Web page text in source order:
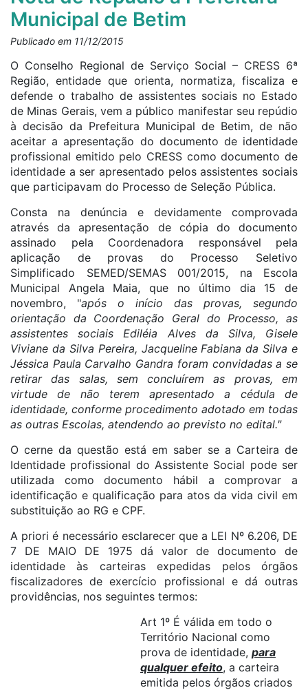
Municipal de Betim
Publicado em 11/12/2015
O Conselho Regional de Serviço Social – CRESS 6ª
Região, entidade que orienta, normatiza, fiscaliza e
defende o trabalho de assistentes sociais no Estado
de Minas Gerais, vem a público manifestar seu repúdio
à decisão da Prefeitura Municipal de Betim, de não
aceitar a apresentação do documento de identidade
profissional emitido pelo CRESS como documento de
identidade a ser apresentado pelos assistentes sociais
que participavam do Processo de Seleção Pública.
Consta na denúncia e devidamente comprovada
através da apresentação de cópia do documento
assinado pela Coordenadora responsável pela
aplicação de provas do Processo Seletivo
Simplificado SEMED/SEMAS 001/2015, na Escola
Municipal Angela Maia, que no último dia 15 de
novembro, "após o início das provas, segundo
orientação da Coordenação Geral do Processo, as
assistentes sociais Ediléia Alves da Silva, Gisele
Viviane da Silva Pereira, Jacqueline Fabiana da Silva e
Jéssica Paula Carvalho Gandra foram convidadas a se
retirar das salas, sem concluírem as provas, em
virtude de não terem apresentado a cédula de
identidade, conforme procedimento adotado em todas
as outras Escolas, atendendo ao previsto no edital."
O cerne da questão está em saber se a Carteira de
Identidade profissional do Assistente Social pode ser
utilizada como documento hábil a comprovar a
identificação e qualificação para atos da vida civil em
substituição ao RG e CPF.
A priori é necessário esclarecer que a LEI Nº 6.206, DE
7 DE MAIO DE 1975 dá valor de documento de
identidade às carteiras expedidas pelos órgãos
fiscalizadores de exercício profissional e dá outras
providências, nos seguintes termos:
Art 1º É válida em todo o
Território Nacional como
prova de identidade, para
qualquer efeito, a carteira
emitida pelos órgãos criados